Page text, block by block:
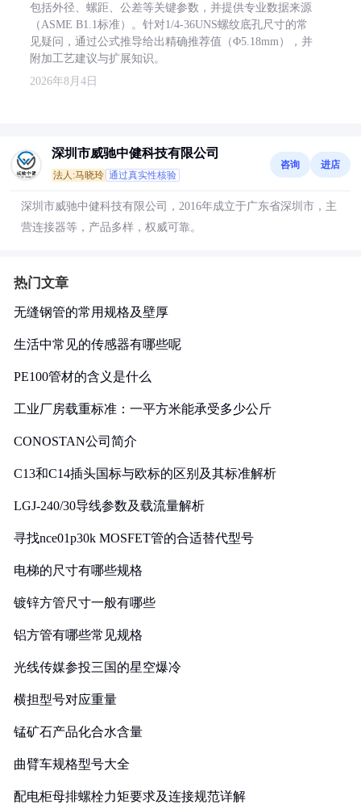
包括外径、螺距、公差等关键参数，并提供专业数据来源
（ASME B1.1标准）。针对1/4-36UNS螺纹底孔尺寸的常
见疑问，通过公式推导给出精确推荐值（Φ5.18mm），并
附加工艺建议与扩展知识。
2026年8月4日
深圳市威驰中健科技有限公司
法人:马晓玲 通过真实性核验
咨询 进店
深圳市威驰中健科技有限公司，2016年成立于广东省深圳市，主
营连接器等，产品多样，权威可靠。
热门文章
无缝钢管的常用规格及壁厚
生活中常见的传感器有哪些呢
PE100管材的含义是什么
工业厂房载重标准：一平方米能承受多少公斤
CONOSTAN公司简介
C13和C14插头国标与欧标的区别及其标准解析
LGJ-240/30导线参数及载流量解析
寻找nce01p30k MOSFET管的合适替代型号
电梯的尺寸有哪些规格
镀锌方管尺寸一般有哪些
铝方管有哪些常见规格
光线传媒参投三国的星空爆冷
横担型号对应重量
锰矿石产品化合水含量
曲臂车规格型号大全
配电柜母排螺栓力矩要求及连接规范详解